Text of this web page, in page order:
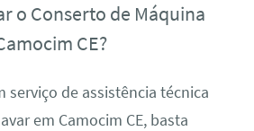
o Conserto de Máquina
CE?
serviço de assistência técnica
em Camocim CE, basta